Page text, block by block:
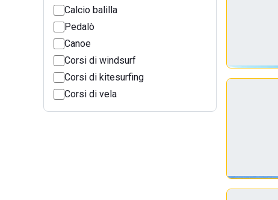
Calcio balilla
Pedalò
Canoe
Corsi di windsurf
Corsi di kitesurfing
Corsi di vela